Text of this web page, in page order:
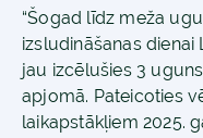
“Šogad līdz meža
izsludināšanas
jau izcēlušies 3
apjomā. Pateicoties
laikapstākļiem 2025.